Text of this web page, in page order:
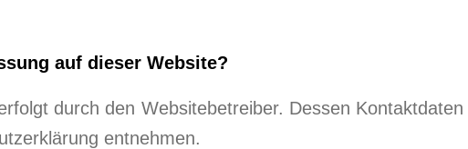
auf dieser Website?
durch den Websitebetreiber. Dessen
entnehmen.